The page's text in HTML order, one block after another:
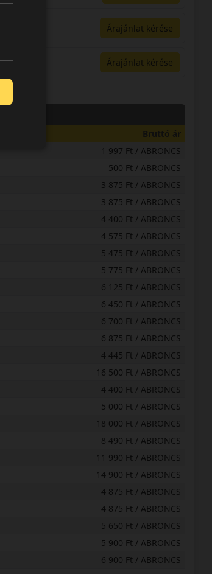
Árajánlat kérése
Árajánlat kérése
Bruttó ár
1 997 Ft / ABRONCS
500 Ft / ABRONCS
3 875 Ft / ABRONCS
3 875 Ft / ABRONCS
4 400 Ft / ABRONCS
4 575 Ft / ABRONCS
5 475 Ft / ABRONCS
5 775 Ft / ABRONCS
6 125 Ft / ABRONCS
6 450 Ft / ABRONCS
6 700 Ft / ABRONCS
6 875 Ft / ABRONCS
4 445 Ft / ABRONCS
16 500 Ft / ABRONCS
4 400 Ft / ABRONCS
5 000 Ft / ABRONCS
18 000 Ft / ABRONCS
8 490 Ft / ABRONCS
11 990 Ft / ABRONCS
14 900 Ft / ABRONCS
4 875 Ft / ABRONCS
4 875 Ft / ABRONCS
5 650 Ft / ABRONCS
5 900 Ft / ABRONCS
6 900 Ft / ABRONCS